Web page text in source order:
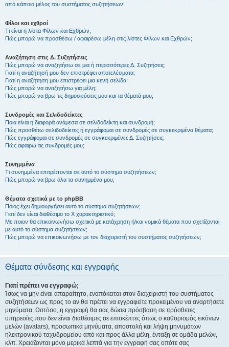
από κάποιο μέλος του συστήματος συζητήσεων!
Φίλοι και εχθροί
Τι είναι η λίστα Φίλων και Εχθρών;
Πώς μπορώ να προσθέσω / αφαιρέσω μέλη στις λίστες Φίλων και Εχθρών;
Αναζήτηση στις Δ. Συζητήσεις
Πώς μπορώ να αναζητήσω σε μια ή περισσότερες Δ. Συζητήσεις;
Γιατί η αναζήτησή μου δεν επιστρέφει αποτελέσματα;
Γιατί η αναζήτηση μου επιστρέφει μια κενή σελίδα;
Πώς μπορώ να αναζητήσω για μέλη;
Πώς μπορώ να βρω τις δημοσιεύσεις μου και τα θέματά μου;
Συνδρομές και Σελιδοδείκτες
Ποια είναι η διαφορά ανάμεσα σε σελιδοδείκτη και συνδρομή;
Πώς προσθέτω σελιδοδείκτες ή εγγράφομαι σε συνδρομές σε συγκεκριμένα θέματα;
Πώς εγγράφομαι σε συνδρομές σε συγκεκριμένες Δ. Συζητήσεις;
Πώς αφαιρώ τις συνδρομές μου;
Συνημμένα
Τι συνημμένα επιτρέπονται σε αυτό το σύστημα συζητήσεων;
Πώς μπορώ να βρω όλα τα συνημμένα μου;
Θέματα σχετικά με το phpBB
Ποιος έχει δημιουργήσει αυτό το σύστημα συζητήσεων;
Γιατί δεν είναι διαθέσιμο το Χ χαρακτηριστικό;
Με ποιον θα επικοινωνήσω σχετικά με κατάχρηση ή/και νομικά θέματα που σχετίζονται
με αυτό το σύστημα συζητήσεων;
Πώς μπορώ να επικοινωνήσω με τον διαχειριστή του συστήματος συζητήσεων;
Θέματα σύνδεσης και εγγραφής
Γιατί πρέπει να εγγραφώ;
Ίσως να μην είναι απαραίτητο, εναπόκειται στον διαχειριστή του συστήματος
συζητήσεων ως προς το αν θα πρέπει να εγγραφείτε προκειμένου να αναρτήσετε
μηνύματα. Ωστόσο, η εγγραφή θα σας δώσει πρόσβαση σε πρόσθετες
υπηρεσίες που δεν είναι διαθέσιμες σε επισκέπτες όπως ο καθορισμός εικόνων
μελών (avatars), προσωπικά μηνύματα, αποστολή και λήψη μηνυμάτων
ηλεκτρονικού ταχυδρομείου από και προς άλλα μέλη, ένταξη σε ομάδα μελών,
κλπ. Χρειάζονται μόνο μερικά λεπτά για την εγγραφή σας οπότε σας